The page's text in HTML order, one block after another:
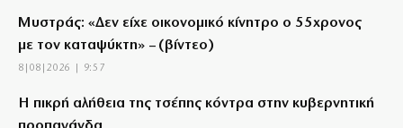
Μυστράς: «Δεν είχε οικονομικό κίνητρο ο 55χρονος
με τον καταψύκτη» – (βίντεο)
8|08|2026 | 9:57
Η πικρή αλήθεια της τσέπης κόντρα στην κυβερνητική